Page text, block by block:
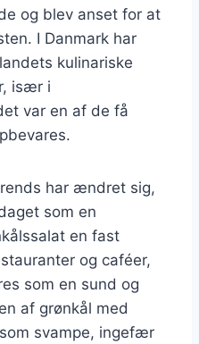
og blev anset for at
I Danmark har
kulinariske
især i
var en af de få
har ændret sig,
som en
en fast
og caféer,
som en sund og
af grønkål med
svampe, ingefær